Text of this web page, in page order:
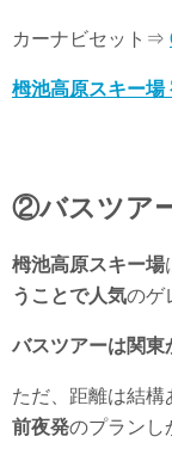
カーナビセット⇒
栂池高原スキー場
②バスツア
栂池高原スキー場
うことで人気のゲ
バスツアーは関東
ただ、距離は結構
前夜発のプランし